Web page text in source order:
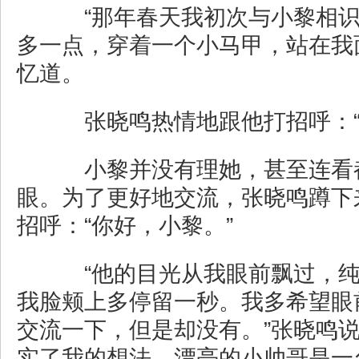
“那年春天我初次与小黎相
多一点，穿着一个小马甲，站在我
忆道。
张晓鸣热情地跟他打招呼：“
小黎并没有理她，甚至连看
眼。为了更好地交流，张晓鸣蹲
招呼：“你好，小黎。”
“他的目光从我眼前飘过，
我脸颊上多停留一秒。我多希望
交流一下，但是却没有。”张晓鸣